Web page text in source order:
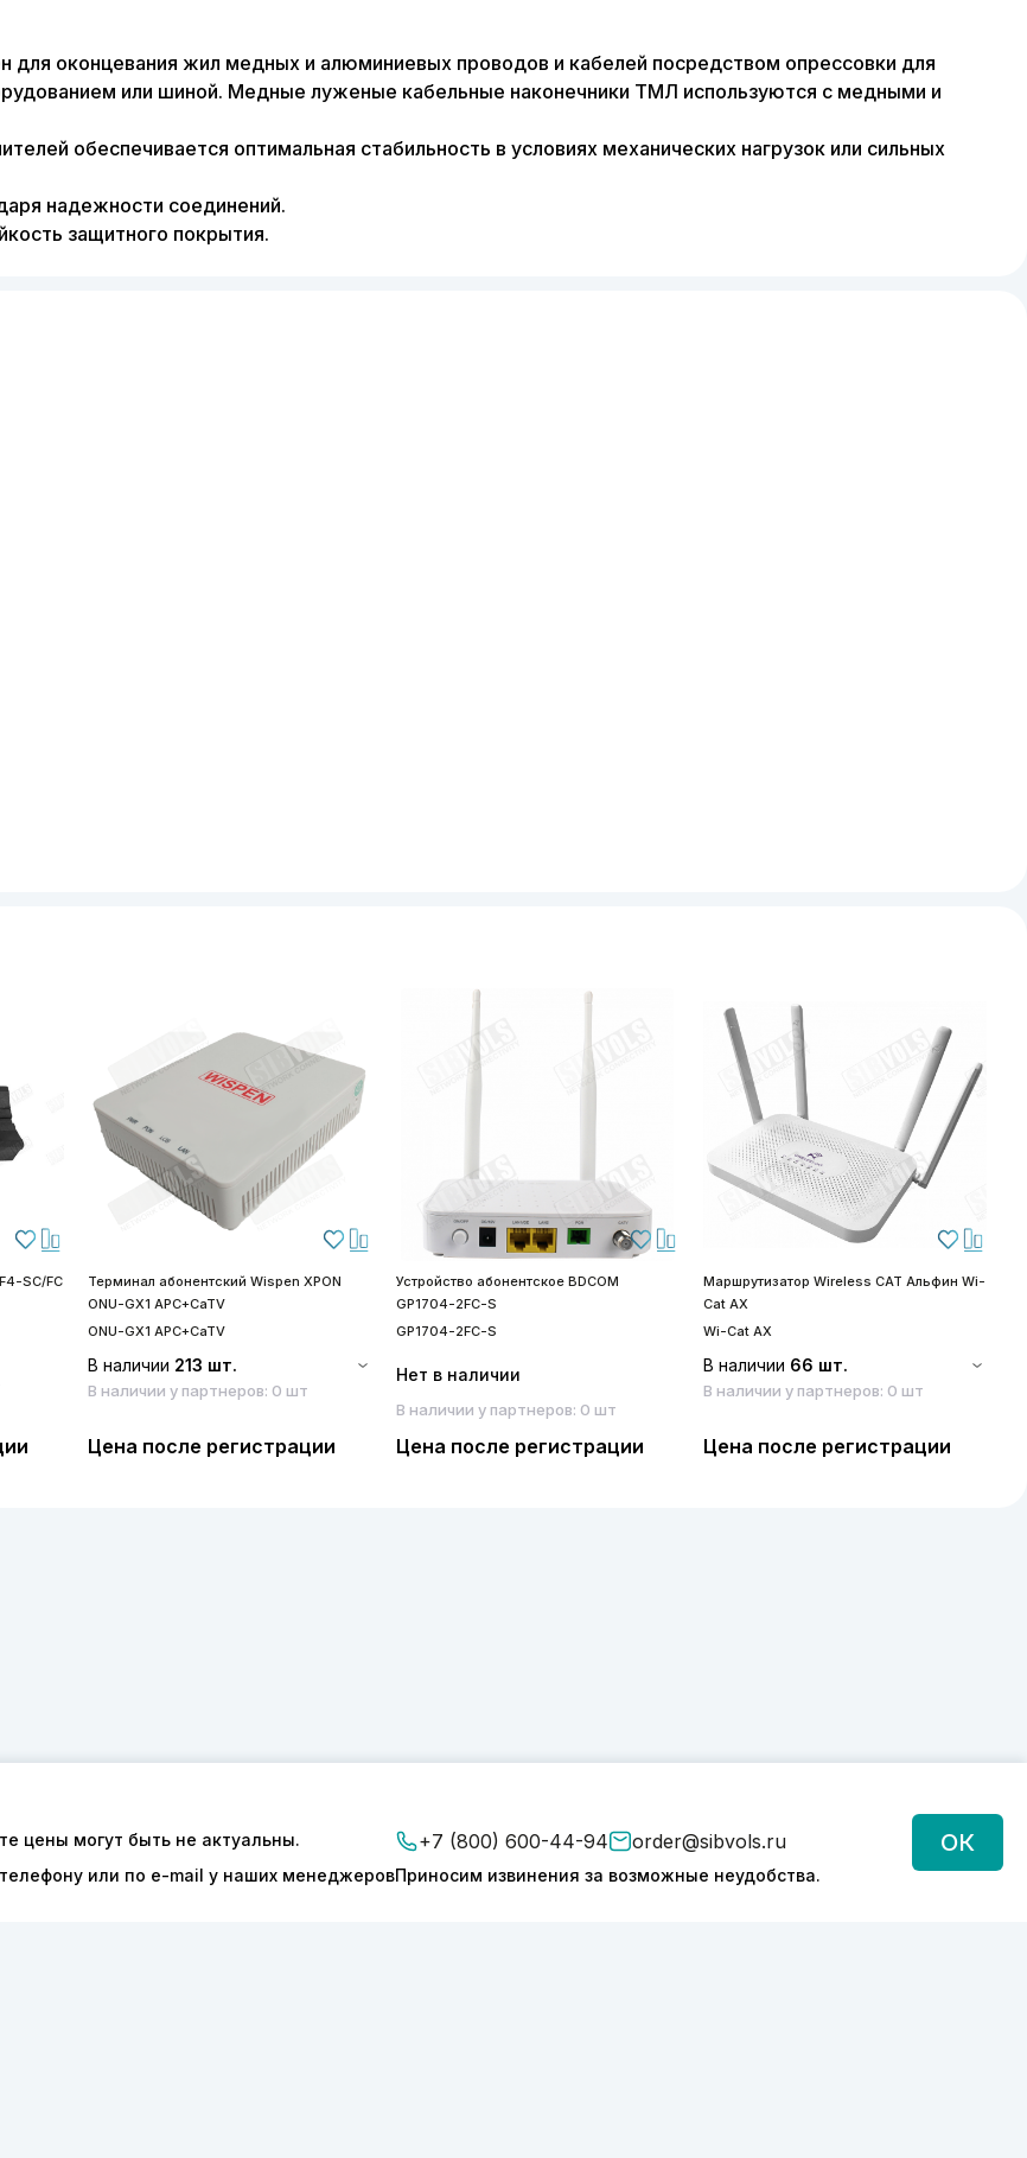
для оконцевания жил медных и алюминиевых проводов и кабелей посредством опрессовки для
или шиной. Медные луженые кабельные наконечники ТМЛ используются с медными и
обеспечивается оптимальная стабильность в условиях механических нагрузок или сильных
надежности соединений.
защитного покрытия.
SC/FC
Терминал абонентский Wispen XPON
ONU-GX1 APC+CaTV
ONU-GX1 APC+CaTV
В наличии 213 шт.
В наличии у партнеров: 0 шт
Цена после регистрации
Устройство абонентское BDCOM
GP1704-2FC-S
GP1704-2FC-S
Нет в наличии
В наличии у партнеров: 0 шт
Цена после регистрации
Маршрутизатор Wireless CAT Альфин Wi-
Cat AX
Wi-Cat AX
В наличии 66 шт.
В наличии у партнеров: 0 шт
Цена после регистрации
цены могут быть не актуальны.
или по e-mail у наших менеджеров
+7 (800) 600-44-94 order@sibvols.ru
Приносим извинения за возможные неудобства.
ОК
Доставка и оплата